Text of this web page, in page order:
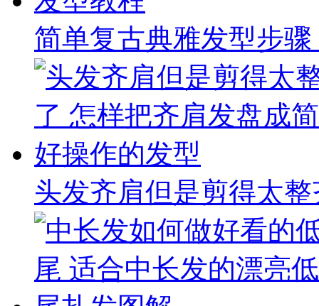
简单复古典雅发型步
头发齐肩但是剪得太